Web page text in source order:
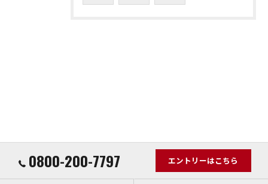
0800-200-7797 エントリーはこちら